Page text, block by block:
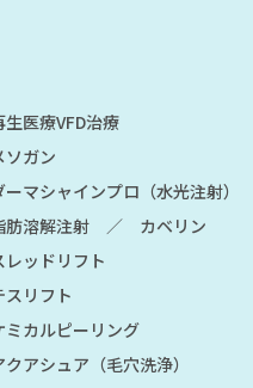
医療VFD治療
ガン
マシャインプロ（水光注射）
溶解注射 ／ カベリン
ッドリフト
リフト
カルピーリング
アシュア（毛穴洗浄）